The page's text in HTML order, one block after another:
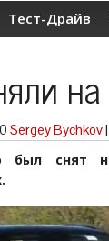
Тест-Драйв
Sergey Bychkov|
был снят